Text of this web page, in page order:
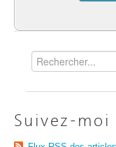
Suivez-moi